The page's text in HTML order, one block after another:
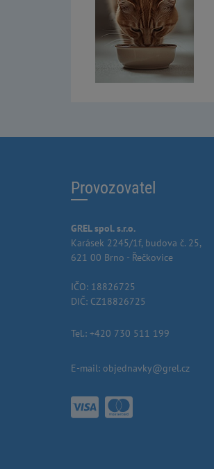
Provozovatel
GREL spol. s.r.o.
Karásek 2245/1f, budova č. 25,
621 00 Brno - Řečkovice
IČO: 18826725
DIČ: CZ18826725
Tel.: +420 730 511 199
E-mail: objednavky@grel.cz